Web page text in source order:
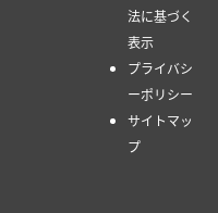
法に基づく
表示
プライバシ
ーポリシー
サイトマッ
プ